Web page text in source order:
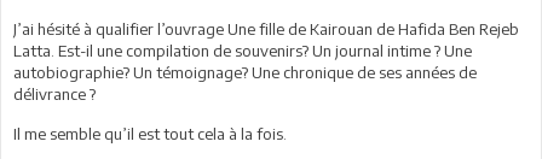
J’ai hésité à qualifier l’ouvrage Une fille de Kairouan de Hafida Ben Rejeb
Latta. Est-il une compilation de souvenirs? Un journal intime ? Une
autobiographie? Un témoignage? Une chronique de ses années de
délivrance ?
Il me semble qu’il est tout cela à la fois.